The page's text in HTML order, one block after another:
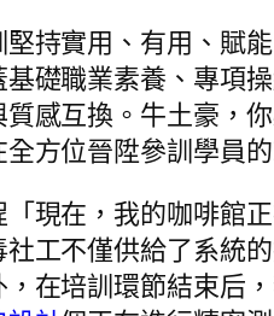
堅持實用、有用、賦
基礎職業素養、專項
質感互換。牛土豪，
方位晉陞參訓學員
「現在，我的咖啡館
工不僅供給了系統
，在培訓環節結束后